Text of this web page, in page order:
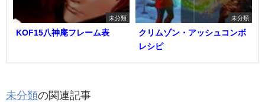
未分類
KOF15八神庵フレーム表
未分類
クリムゾン・アッシュコンボ
レシピ
未分類の関連記事